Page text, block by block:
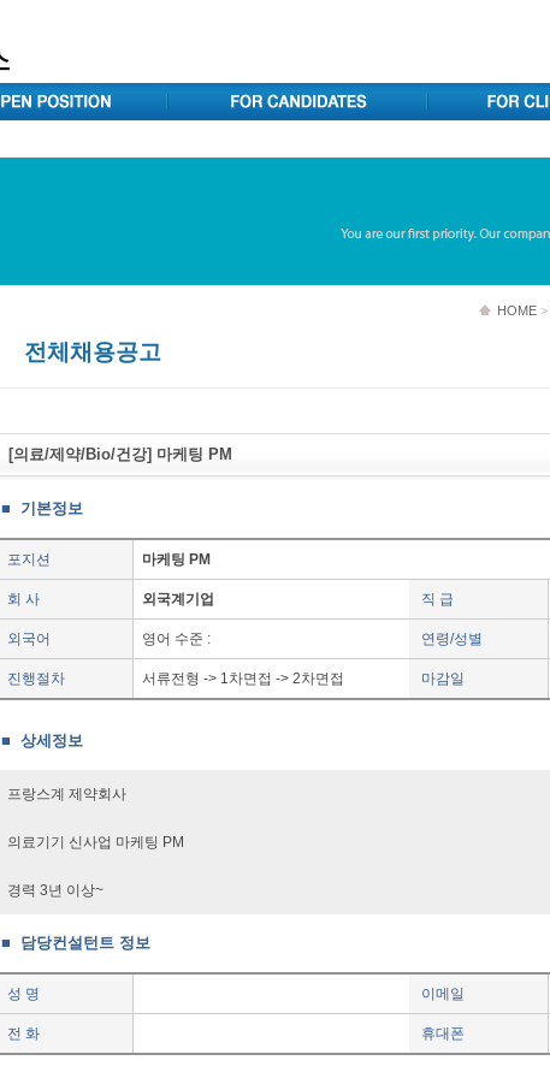
HOME >
전체채용공고
[의료/제약/Bio/건강] 마케팅 PM
■ 기본정보
포지션 마케팅 PM
회 사 외국계기업 직 급
외국어 영어 수준 : 연령/성별
진행절차 서류전형 -> 1차면접 -> 2차면접 마감일
■ 상세정보
프랑스계 제약회사
의료기기 신사업 마케팅 PM
경력 3년 이상~
■ 담당컨설턴트 정보
성 명 이메일
전 화 휴대폰